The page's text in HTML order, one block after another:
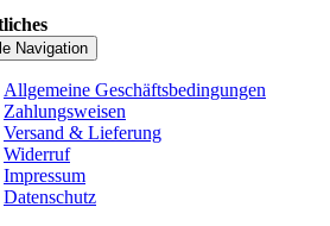
Navigation
Allgemeine Geschäftsbedingungen
Zahlungsweisen
Versand & Lieferung
Widerruf
Impressum
Datenschutz